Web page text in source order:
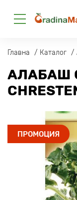
Главна Каталог
АЛАБАШ
ПРОМОЦИЯ